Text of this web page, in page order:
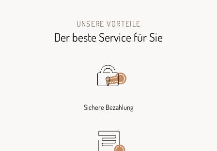
UNSERE VORTEILE
Der beste Service für Sie
Sichere Bezahlung